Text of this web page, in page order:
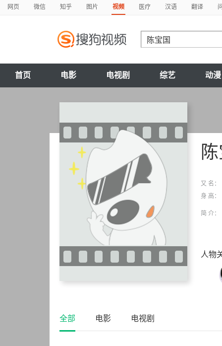
网页 微信 知乎 图片 视频 医疗 汉语 翻译
首页 电影 电视剧 综艺 动漫
又 名：
身 高：
简 介：
人物
全部 电影 电视剧